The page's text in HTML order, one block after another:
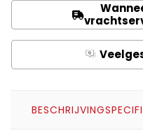
Q
BESCHRIJVING